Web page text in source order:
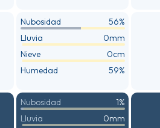
Nubosidad
56%
Lluvia
0mm
Nieve
0cm
Humedad
59%
Nubosidad
1%
Lluvia
0mm